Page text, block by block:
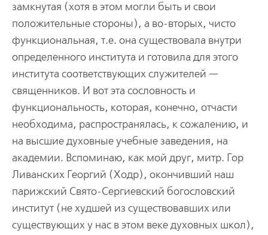
замкнутая (хотя в этом могли быть и свои
положительные стороны), а во-вторых, чисто
функциональная, т.е. она существовала внутри
определенного института и готовила для этого
института соответствующих служителей —
священников. И вот эта сословность и
функциональность, которая, конечно, отчасти
необходима, распространялась, к сожалению, и
на высшие духовные учебные заведения, на
академии. Вспоминаю, как мой друг, митр. Гор
Ливанских Георгий (Ходр), окончивший наш
парижский Свято-Сергиевский богословский
институт (не худшей из существовавших или
существующих у нас в этом веке духовных школ),